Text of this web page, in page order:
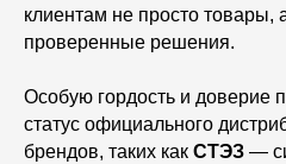
клиентам не просто товары,
проверенные решения.
Особую гордость и доверие
статус официального
брендов, таких как СТЭЗ —